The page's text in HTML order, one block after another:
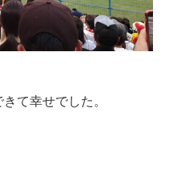
て幸せでした。